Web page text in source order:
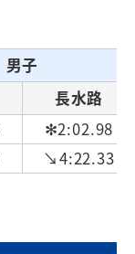
男子
長水路
✻2:02.98
↘4:22.33